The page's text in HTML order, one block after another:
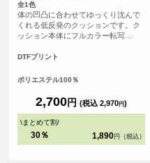
全1色
体の凹凸に合わせてゆっくり沈んで
くれる低反発のクッションです。ク
ッション本体にフルカラー転写
やイラストなどくっきり印刷するこ
ちろん、プレゼントにもおすすめの
DTFプリント
ポリエステル100％
2,700円 (税込 2,970円)
\まとめて割/
30％ 1,890 円（税込）